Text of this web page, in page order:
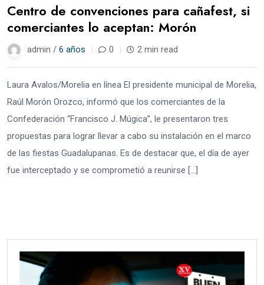
Centro de convenciones para cañafest, si
comerciantes lo aceptan: Morón
admin / 6 años 0 2 min read
Laura Avalos/Morelia en línea El presidente municipal de Morelia,
Raúl Morón Orozco, informó que los comerciantes de la
Confederación “Francisco J. Múgica”, le presentaron tres
propuestas para lograr llevar a cabo su instalación en el marco
de las fiestas Guadalupanas. Es de destacar que, el día de ayer
fue interceptado y se comprometió a reunirse […]